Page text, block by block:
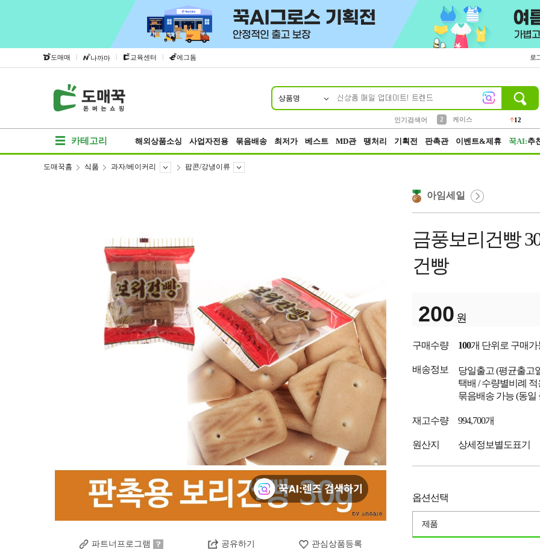
도매매 | 나까마 | 교육센터 | 에그돔 로
상품명
인기검색어
2
케이스
12
카테고리 해외상품소싱 사업자전용 묶음배송 최저가 베스트 MD관 땡처리 기획전 판촉관 이벤트&제휴 꾹AI:추
도매꾹홈 식품 과자/베이커리 팝콘/강냉이류
파트너프로그램 공유하기 관심상품등록
아임세일
금풍보리건빵
건빵
200 원
구매수량 100개 단위로 구매가
배송정보 당일출고 (평균출고
택배 / 수량별비례
묶음배송 가능 (동일
재고수량 994,700개
원산지 상세정보별도표기
옵션선택
제품